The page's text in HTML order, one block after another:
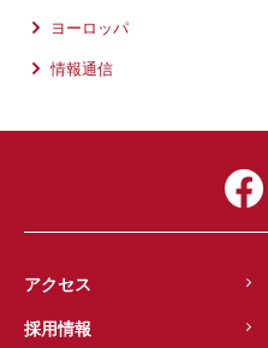
ヨーロッパ
情報通信
アクセス
採用情報